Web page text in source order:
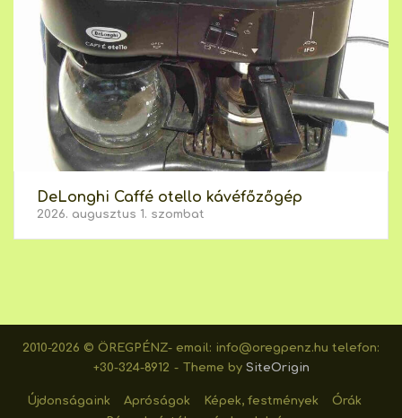
DeLonghi Caffé otello kávéfőzőgép
2026. augusztus 1. szombat
2010-2026 © ÖREGPÉNZ- email: info@oregpenz.hu telefon:
+30-324-8912
Theme by SiteOrigin
Újdonságaink Apróságok Képek, festmények
Órák